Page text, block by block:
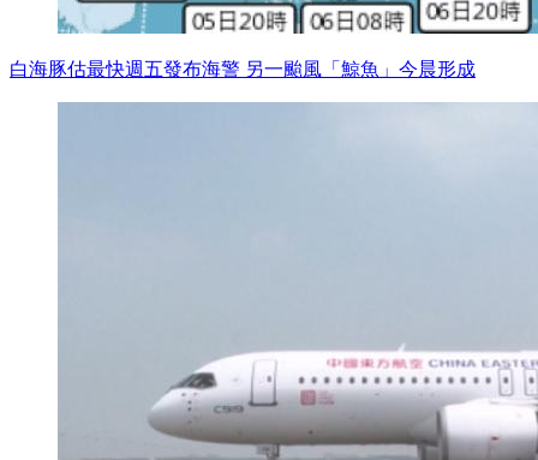
白海豚估最快週五發布海警 另一颱風「鯨魚」今晨形成